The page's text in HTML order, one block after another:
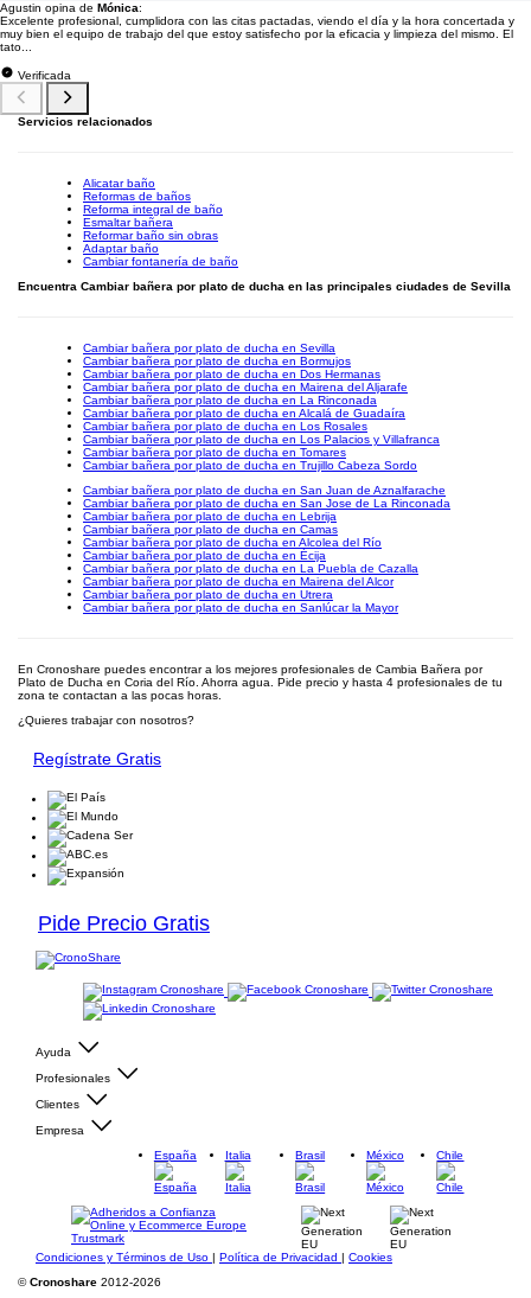
Agustin opina de Mónica:
Excelente profesional, cumplidora con las citas pactadas, viendo el día y la hora concertada y
muy bien el equipo de trabajo del que estoy satisfecho por la eficacia y limpieza del mismo. El
tato...
Verificada
Servicios relacionados
Alicatar baño
Reformas de baños
Reforma integral de baño
Esmaltar bañera
Reformar baño sin obras
Adaptar baño
Cambiar fontanería de baño
Encuentra Cambiar bañera por plato de ducha en las principales ciudades de Sevilla
Cambiar bañera por plato de ducha en Sevilla
Cambiar bañera por plato de ducha en Bormujos
Cambiar bañera por plato de ducha en Dos Hermanas
Cambiar bañera por plato de ducha en Mairena del Aljarafe
Cambiar bañera por plato de ducha en La Rinconada
Cambiar bañera por plato de ducha en Alcalá de Guadaíra
Cambiar bañera por plato de ducha en Los Rosales
Cambiar bañera por plato de ducha en Los Palacios y Villafranca
Cambiar bañera por plato de ducha en Tomares
Cambiar bañera por plato de ducha en Trujillo Cabeza Sordo
Cambiar bañera por plato de ducha en San Juan de Aznalfarache
Cambiar bañera por plato de ducha en San Jose de La Rinconada
Cambiar bañera por plato de ducha en Lebrija
Cambiar bañera por plato de ducha en Camas
Cambiar bañera por plato de ducha en Alcolea del Río
Cambiar bañera por plato de ducha en Écija
Cambiar bañera por plato de ducha en La Puebla de Cazalla
Cambiar bañera por plato de ducha en Mairena del Alcor
Cambiar bañera por plato de ducha en Utrera
Cambiar bañera por plato de ducha en Sanlúcar la Mayor
En Cronoshare puedes encontrar a los mejores profesionales de Cambia Bañera por
Plato de Ducha en Coria del Río. Ahorra agua. Pide precio y hasta 4 profesionales de tu
zona te contactan a las pocas horas.
¿Quieres trabajar con nosotros?
Regístrate Gratis
Pide Precio Gratis
Ayuda
Profesionales
Clientes
Empresa
España
Italia Brasil México Chile
Condiciones y Términos de Uso | Política de Privacidad | Cookies
©Cronoshare 2012-2026